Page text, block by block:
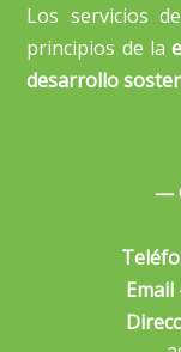
Los servicios
principios de la
desarrollo
—